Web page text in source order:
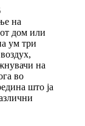
на
дом или
ум три
на
во
што ја